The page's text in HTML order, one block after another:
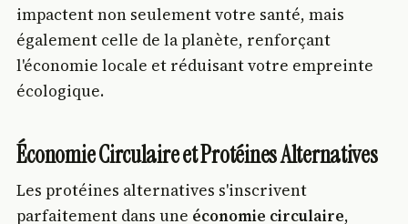
impactent non seulement votre santé, mais
également celle de la planète, renforçant
l'économie locale et réduisant votre empreinte
écologique.
Économie Circulaire et Protéines Alternatives
Les protéines alternatives s'inscrivent
parfaitement dans une économie circulaire,